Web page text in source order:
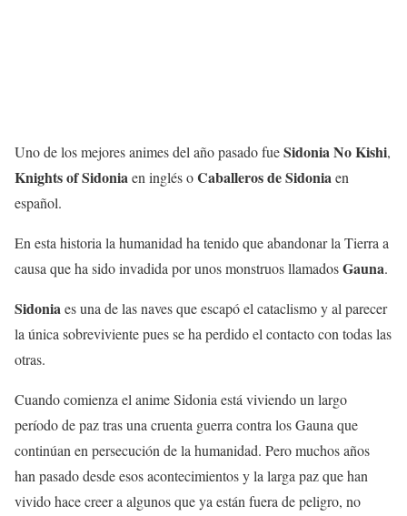
Uno de los mejores animes del año pasado fueSidonia No Kishi,
Knights of Sidoniaen inglés oCaballeros de Sidoniaen
español.
En esta historia la humanidad ha tenido que abandonar la Tierra a
causa que ha sido invadida por unos monstruos llamadosGauna.
Sidoniaes una de las naves que escapó el cataclismo y al parecer
la única sobreviviente pues se ha perdido el contacto con todas las
otras.
Cuando comienza el anime Sidonia está viviendo un largo
período de paz tras una cruenta guerra contra los Gauna que
continúan en persecución de la humanidad. Pero muchos años
han pasado desde esos acontecimientos y la larga paz que han
vivido hace creer a algunos que ya están fuera de peligro, no